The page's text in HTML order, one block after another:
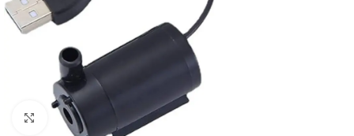
Click to enlarge